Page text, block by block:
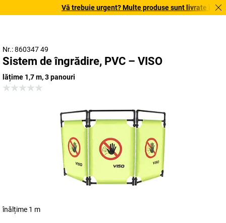
Vă trebuie urgent? Multe produse sunt livrate în
Nr.: 860347 49
Sistem de îngrădire, PVC – VISO
lățime 1,7 m, 3 panouri
înălțime 1 m